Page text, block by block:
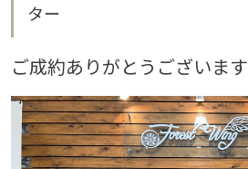
ター
ご成約ありがとうございます